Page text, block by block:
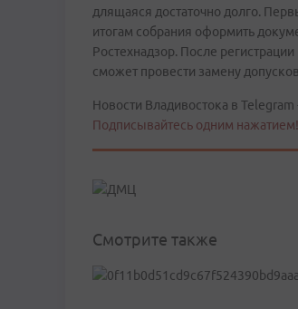
длящаяся достаточно долго.
итогам собрания оформить
Ростехнадзор. После
сможет провести замену
Новости Владивостока в Telegram
Подписывайтесь одним нажатием!
Смотрите также